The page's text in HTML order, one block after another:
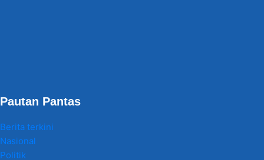
Pautan Pantas
Berita terkini
Nasional
Politik